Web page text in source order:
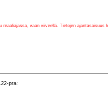
vaan viiveellä. Tietojen ajantasaisuus
pra: